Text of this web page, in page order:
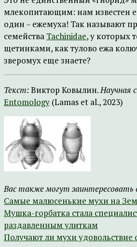
млекопитающим: нам известен
один – ежемуха! Так называют
семейства Tachinidae, у которых
щетинками, как тулово ежа
зверомух еще знаете?
Текст:Виктор Ковылин.Научная
Entomology (Lamas et al., 2023)
Вас также могут
Самые малюсенькие мухи на
Мушка-горбатка стала
раздавленным улиткам
Получают ли мухи удовольствие